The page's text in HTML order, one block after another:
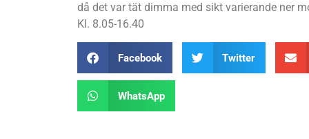
då det var tät dimma med sikt varierande ner
Kl. 8.05-16.40
Facebook Twitter
WhatsApp